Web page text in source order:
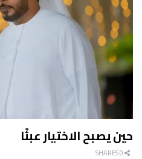
حين يصبح الاختيار عبئًا